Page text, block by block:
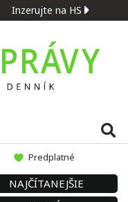
Inzerujte na HS
Predplatné
NAJČÍTANEJŠIE